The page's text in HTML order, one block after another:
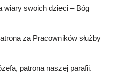
wiary swoich dzieci – Bóg
za Pracowników służby
patrona naszej parafii.